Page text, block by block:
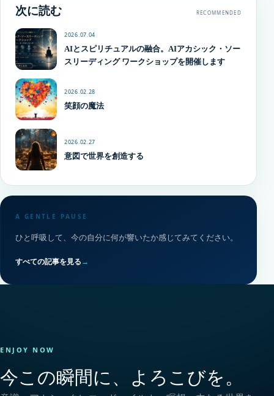
次に読む RECOMMENDED
2026.07.04
AIとスピリチュアルの融合。AIアカシック・ソー
スリーディング ワークショップを開催します
2026.02.28
笑顔の魔法
2026.02.27
意図で世界を創造する
A GENTLE PAUSE
ひと呼吸して、今の自分に何が響いたか感じてみてください。
すべての記事を見る→
ENJOY NOW
今この瞬間に、よろこびを。